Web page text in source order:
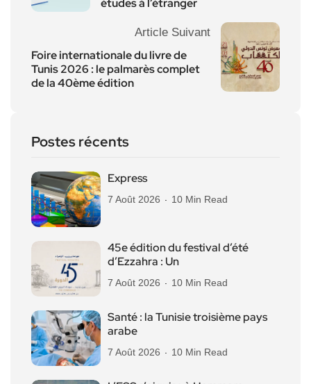
Article Suivant
Foire internationale du livre de
Tunis 2026 : le palmarès complet
de la 40ème édition
Postes récents
Express
7 Août 2026 10 Min Read
45e édition du festival d’été
d’Ezzahra : Un
7 Août 2026 10 Min Read
Santé : la Tunisie troisième pays
arabe
7 Août 2026 10 Min Read